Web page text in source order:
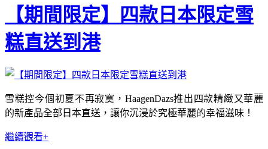
【期間限定】四款日本限定雪
糕直送到港
雪糕控今個初夏不再寂寞，HaagenDazs推出四款精緻又華麗
的新產品全部日本直送，讓你沉浸於究極華麗的幸福滋味！
繼續觀看+